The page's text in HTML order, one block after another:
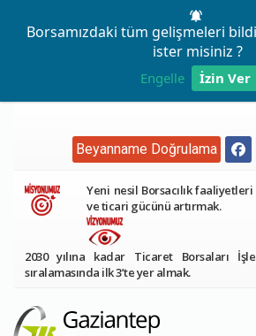
Borsamızdaki tüm gelişmeleri
ister misiniz ?
Engelle İzin Ver
Beyanname Doğrulama
Yeni nesil Borsacılık
ve ticari gücünü artırmak.
2030 yılına kadar Ticaret Borsaları
sıralamasında ilk 3’te yer almak.